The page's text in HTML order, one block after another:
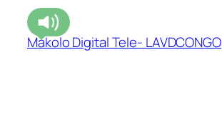
Makolo Digital Tele- LAVDCONGO